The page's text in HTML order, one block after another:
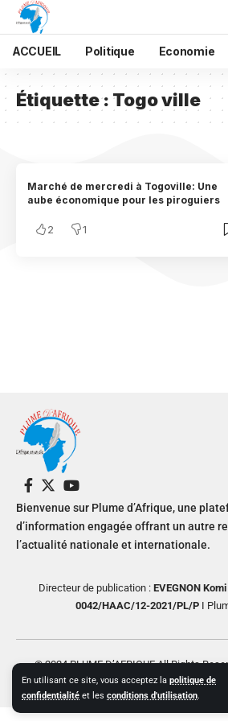
En utilisant ce site, vous acceptez la politique de
confidentialité et les conditions d'utilisation.
ACCUEIL Politique Economie
Étiquette : Togo ville
Marché de mercredi à Togoville: Une
aube économique pour les piroguiers
2 1
Bienvenue sur Plume d’Afrique, une
d’information engagée offrant un autre
l’actualité nationale et internationale.
Directeur de publication : EVEGNON
0042/HAAC/12-2021/PL/PI
© 2024 PLUME D’AFRIQUE All Rights
Creative